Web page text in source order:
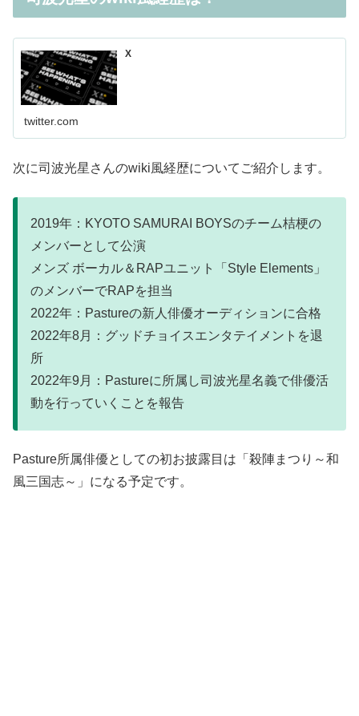
X
twitter.com
次に司波光星さんのwiki風経歴についてご紹介します。
2019年：KYOTO SAMURAI BOYSのチーム桔梗の
メンバーとして公演
メンズ ボーカル＆RAPユニット「Style Elements」
のメンバーでRAPを担当
2022年：Pastureの新人俳優オーディションに合格
2022年8月：グッドチョイスエンタテイメントを退
所
2022年9月：Pastureに所属し司波光星名義で俳優活
動を行っていくことを報告
Pasture所属俳優としての初お披露目は「殺陣まつり～和
風三国志～」になる予定です。